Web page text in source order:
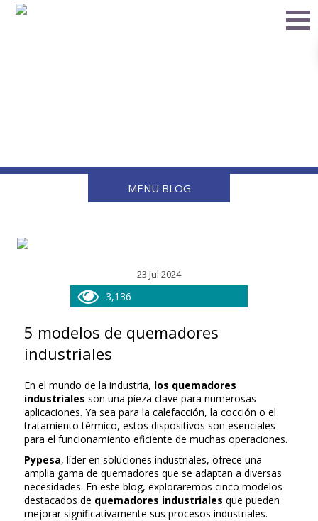
MENU BLOG
23 Jul 2024
3,136
5 modelos de quemadores
industriales
En el mundo de la industria, los quemadores
industriales son una pieza clave para numerosas
aplicaciones. Ya sea para la calefacción, la cocción o el
tratamiento térmico, estos dispositivos son esenciales
para el funcionamiento eficiente de muchas operaciones.
Pypesa, líder en soluciones industriales, ofrece una
amplia gama de quemadores que se adaptan a diversas
necesidades. En este blog, exploraremos cinco modelos
destacados de quemadores industriales que pueden
mejorar significativamente sus procesos industriales.